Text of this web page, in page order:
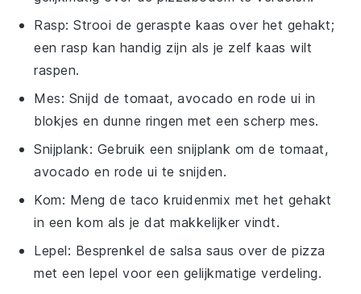
Rasp: Strooi de geraspte kaas over het gehakt;
eenrasp kan handig zijn als je zelf kaas wilt
raspen.
Mes: Snijd de tomaat, avocado en rode ui in
blokjes en dunne ringen met een scherp mes.
Snijplank: Gebruik een snijplank om de tomaat,
avocado en rode ui te snijden.
Kom: Meng de taco kruidenmix met het gehakt
in een kom als je dat makkelijker vindt.
Lepel: Besprenkel de salsa saus over de pizza
met eenlepel voor een gelijkmatige verdeling.